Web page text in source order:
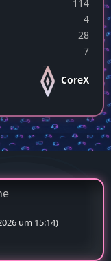
114
4
28
7
CoreX
um 15:14)